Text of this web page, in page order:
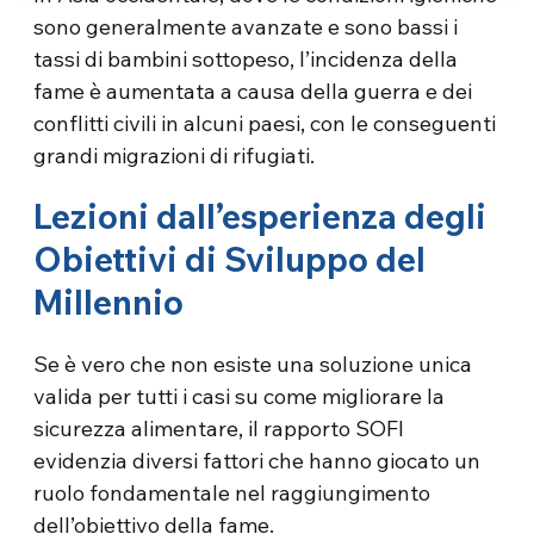
sono generalmente avanzate e sono bassi i
tassi di bambini sottopeso, l’incidenza della
fame è aumentata a causa della guerra e dei
conflitti civili in alcuni paesi, con le conseguenti
grandi migrazioni di rifugiati.
Lezioni dall’esperienza degli
Obiettivi di Sviluppo del
Millennio
Se è vero che non esiste una soluzione unica
valida per tutti i casi su come migliorare la
sicurezza alimentare, il rapporto SOFI
evidenzia diversi fattori che hanno giocato un
ruolo fondamentale nel raggiungimento
dell’obiettivo della fame.